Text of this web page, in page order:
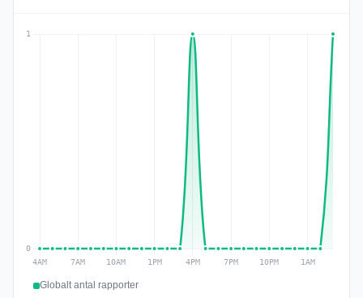
Globalt antal rapporter